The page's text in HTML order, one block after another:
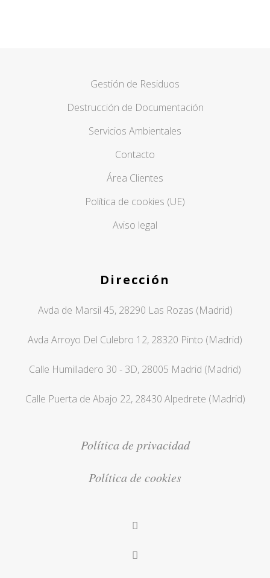
Gestión de Residuos
Destrucción de Documentación
Servicios Ambientales
Contacto
Área Clientes
Política de cookies (UE)
Aviso legal
Dirección
Avda de Marsil 45, 28290 Las Rozas (Madrid)
Avda Arroyo Del Culebro 12, 28320 Pinto (Madrid)
Calle Humilladero 30 - 3D, 28005 Madrid (Madrid)
Calle Puerta de Abajo 22, 28430 Alpedrete (Madrid)
Política de privacidad
Política de cookies